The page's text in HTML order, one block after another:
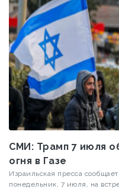
СМИ: Трамп 7 июля
огня в Газе
Израильская пресса
понедельник, 7 июля, на